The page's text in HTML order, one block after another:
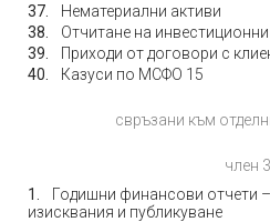
Нематериални активи
Отчитане на
Приходи от договори с
Казуси по МСФО 15
свръзани към
член 3
Годишни финансови отчети
изисквания и публикуване